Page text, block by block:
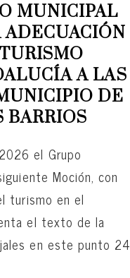
MUNICIPAL
ADECUACIÓN
A LAS
DE
BARRIOS
el Grupo
Moción, con
turismo en el
el texto de la
en este punto 24